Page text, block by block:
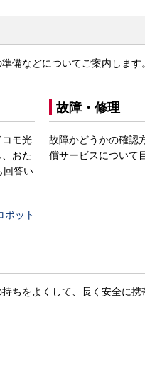
備などについてご案内します。
コモ光
おた
回答い
ボット
故障・修理
故障かどうかの確認
償サービスについて
ちをよくして、長く安全に